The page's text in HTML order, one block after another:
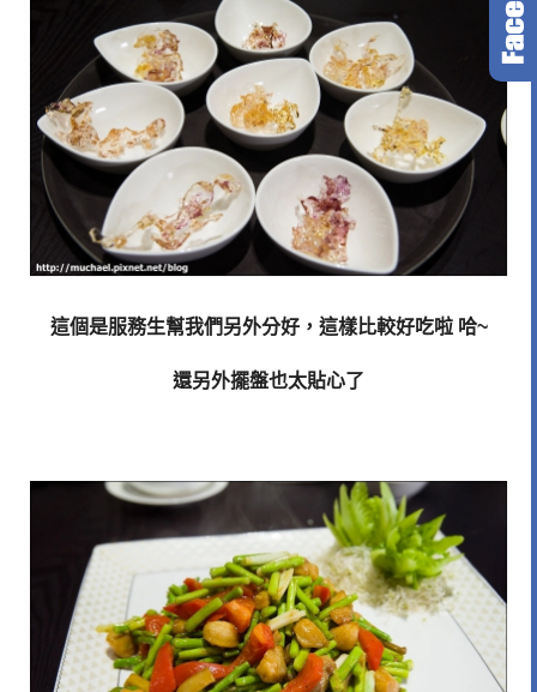
這個是服務生幫我們另外分好，這樣比較好吃啦 哈~
還另外擺盤也太貼心了